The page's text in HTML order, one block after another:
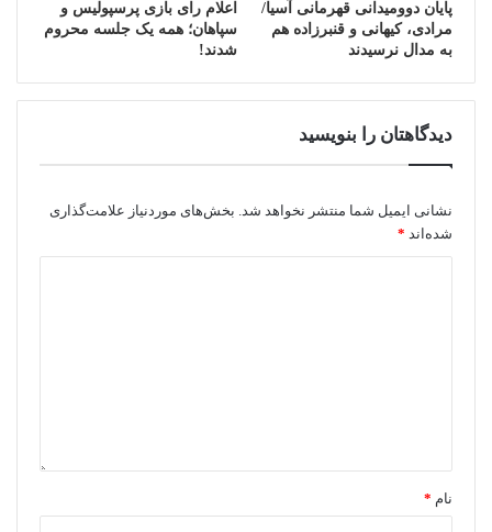
پایان دوومیدانی قهرمانی آسیا/
مرادی، کیهانی و قنبرزاده هم
به مدال نرسیدند
اعلام رای بازی پرسپولیس و
سپاهان؛ همه یک جلسه محروم
شدند!
دیدگاهتان را بنویسید
نشانی ایمیل شما منتشر نخواهد شد. بخش‌های موردنیاز علامت‌گذاری
شده‌اند *
نام *